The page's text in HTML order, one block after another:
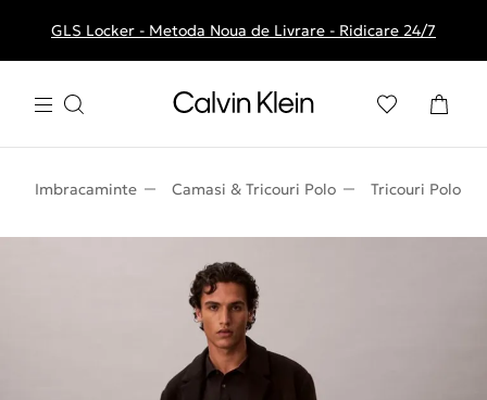
Livrare gratuita la comenzile de peste 250 RON
GLS Locker - Metoda Noua de Livrare - Ridicare 24/7
Imbracaminte Camasi & Tricouri Polo Tricouri Polo